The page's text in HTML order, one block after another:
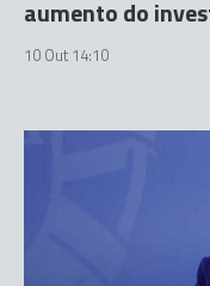
aumento do
10 Out 14:10